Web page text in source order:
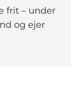
frit – under
og ejer